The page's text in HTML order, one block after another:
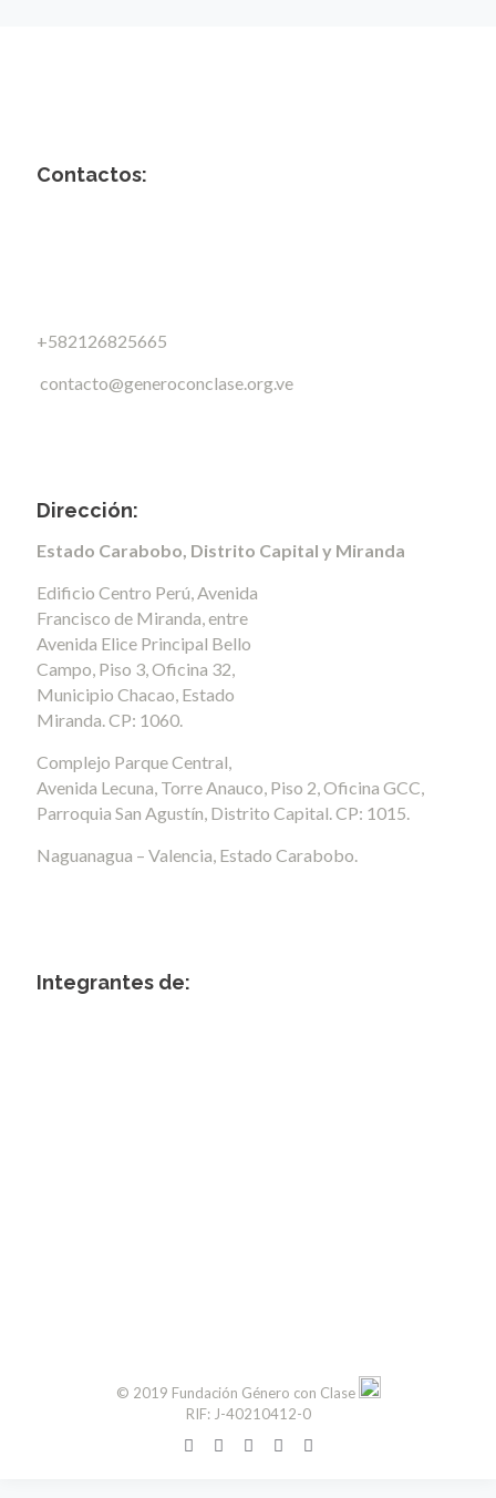
Contactos:
+582126825665
contacto@generoconclase.org.ve
Dirección:
Estado Carabobo, Distrito Capital y Miranda
Edificio Centro Perú, Avenida
Francisco de Miranda, entre
Avenida Elice Principal Bello
Campo, Piso 3, Oficina 32,
Municipio Chacao, Estado
Miranda. CP: 1060.
Complejo Parque Central,
Avenida Lecuna, Torre Anauco, Piso 2, Oficina GCC,
Parroquia San Agustín, Distrito Capital. CP: 1015.
Naguanagua – Valencia, Estado Carabobo.
Integrantes de:
© 2019 Fundación Género con Clase
RIF: J-40210412-0